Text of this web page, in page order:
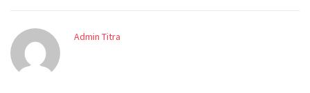
Admin Titra